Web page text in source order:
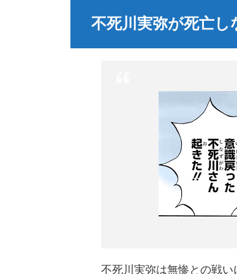
不死川実弥が死亡し
不死川実弥は無惨との戦い